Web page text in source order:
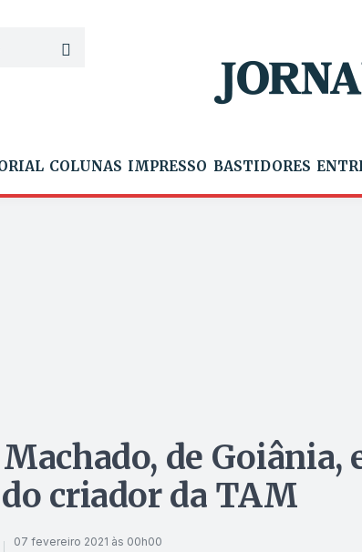
COLUNAS IMPRESSO BASTIDORES
de Goiânia,
criador da TAM
07 fevereiro 2021 às 00h00